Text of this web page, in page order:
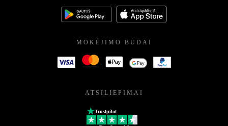
MOKĖJIMO BŪDAI
ATSILIEPIMAI
Trustpilot